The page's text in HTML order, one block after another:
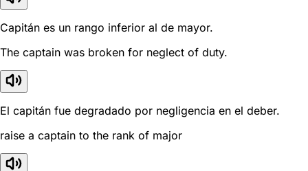
Capitán es un rango inferior al de mayor.
The captain was broken for neglect of duty.
El capitán fue degradado por negligencia en el deber.
raise a captain to the rank of major